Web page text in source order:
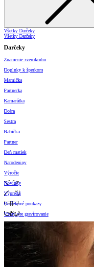
Všetky Darčeky
Všetky Darčeky
Darčeky
Znamenie zverokruhu
Doplnky k šperkom
Mamička
Partnerka
Kamarátka
Dcéra
Sestra
Babička
Partner
Deň matiek
Narodeniny
Výročie
Novinky
Výpredaj
Darčekové poukazy
Vzory pre gravírovanie